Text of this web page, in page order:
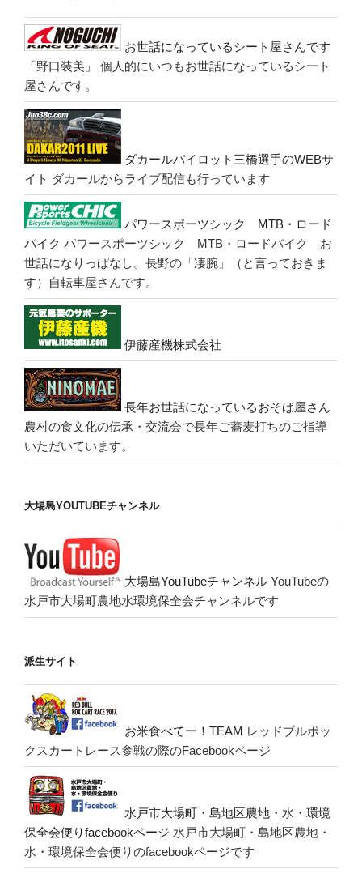
お世話になっているシート屋さんです
「野口装美」
個人的にいつもお世話になっているシート
屋さんです。
ダカールパイロット三橋選手のWEBサ
イト ダカールからライブ配信も行っています
パワースポーツシック MTB・ロード
バイク パワースポーツシック MTB・ロードバイク お
世話になりっぱなし。長野の「凄腕」（と言っておきま
す）自転車屋さんです。
伊藤産機株式会社
長年お世話になっているおそば屋さん
農村の食文化の伝承・交流会で長年ご蕎麦打ちのご指導
いただいています。
大場島YOUTUBEチャンネル
大場島YouTubeチャンネル YouTubeの
水戸市大場町農地水環境保全会チャンネルです
派生サイト
お米食べてー！TEAM レッドブルボッ
クスカートレース参戦の際のFacebookページ
水戸市大場町・島地区農地・水・環境
保全会便りfacebookページ 水戸市大場町・島地区農地・
水・環境保全会便りのfacebookページです